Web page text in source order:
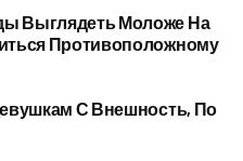
Выглядеть Моложе На
Противоположному
С Внешность, По